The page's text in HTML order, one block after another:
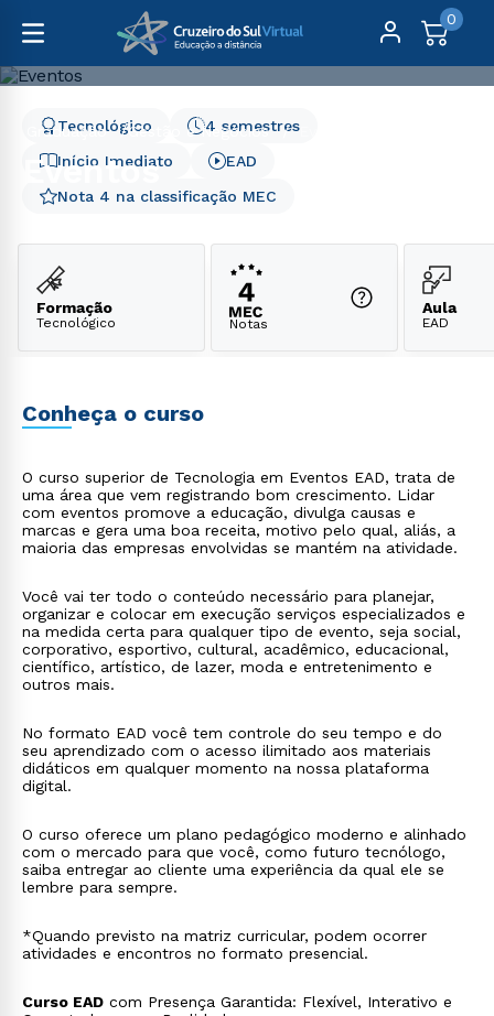
0
Graduação Gestão e Negócios Eventos
Eventos
Início Imediato
Nota 4 na classificação MEC
4 semestres
Tecnológico
EAD
Formação
Tecnológico Notas
Aula
EAD
Conheça o curso
O curso superior de Tecnologia em Eventos EAD, trata de
uma área que vem registrando bom crescimento. Lidar
com eventos promove a educação, divulga causas e
marcas e gera uma boa receita, motivo pelo qual, aliás, a
maioria das empresas envolvidas se mantém na atividade.
Você vai ter todo o conteúdo necessário para planejar,
organizar e colocar em execução serviços especializados e
na medida certa para qualquer tipo de evento, seja social,
corporativo, esportivo, cultural, acadêmico, educacional,
científico, artístico, de lazer, moda e entretenimento e
outros mais.
No formato EAD você tem controle do seu tempo e do
seu aprendizado com o acesso ilimitado aos materiais
didáticos em qualquer momento na nossa plataforma
digital.
O curso oferece um plano pedagógico moderno e alinhado
com o mercado para que você, como futuro tecnólogo,
saiba entregar ao cliente uma experiência da qual ele se
lembre para sempre.
*Quando previsto na matriz curricular, podem ocorrer
atividades e encontros no formato presencial.
Curso EAD com Presença Garantida: Flexível, Interativo e